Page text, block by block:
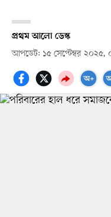
প্রথম আলো ডেস্ক
আপডেট: ১৫ সেপ্টেম্বর ২০২৫,